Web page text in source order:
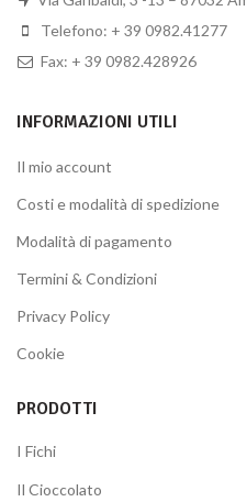
Telefono: + 39 0982.41277
Fax: + 39 0982.428926
INFORMAZIONI UTILI
Il mio account
Costi e modalità di spedizione
Modalità di pagamento
Termini & Condizioni
Privacy Policy
Cookie
PRODOTTI
I Fichi
Il Cioccolato